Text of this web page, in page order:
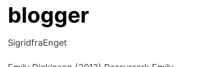
blogger
SigridfraEnget